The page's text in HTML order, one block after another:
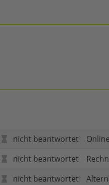
nicht beantwortet
nicht beantwortet
nicht beantwortet